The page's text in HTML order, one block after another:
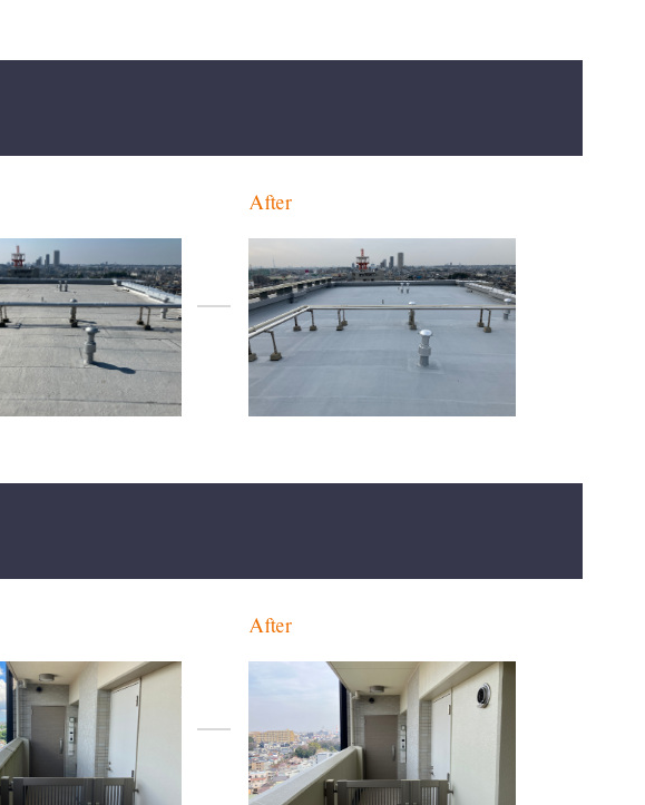
After
After